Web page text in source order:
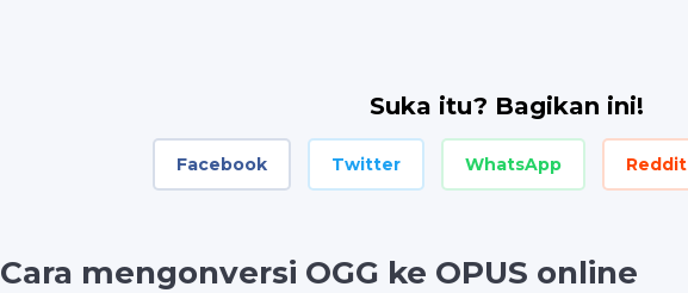
Suka itu? Bagikan ini!
Facebook Twitter WhatsApp Reddit
Cara mengonversi OGG ke OPUS online